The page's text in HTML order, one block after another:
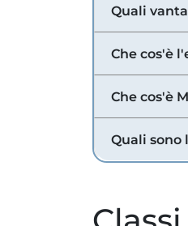
Quali
Che cos'è
Che cos'è
Quali sono